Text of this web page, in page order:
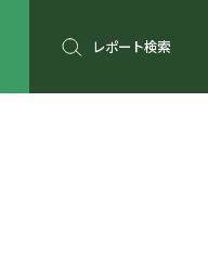
レポート検索